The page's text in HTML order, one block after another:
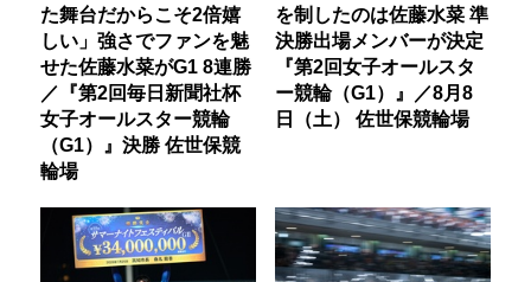
た舞台だからこそ2倍嬉
しい」強さでファンを魅
せた佐藤水菜がG1 8連勝
／『第2回毎日新聞社杯
女子オールスター競輪
（G1）』決勝 佐世保競
輪場
を制したのは佐藤水菜 準
決勝出場メンバーが決定
『第2回女子オールスタ
ー競輪（G1）』／8月8
日（土） 佐世保競輪場